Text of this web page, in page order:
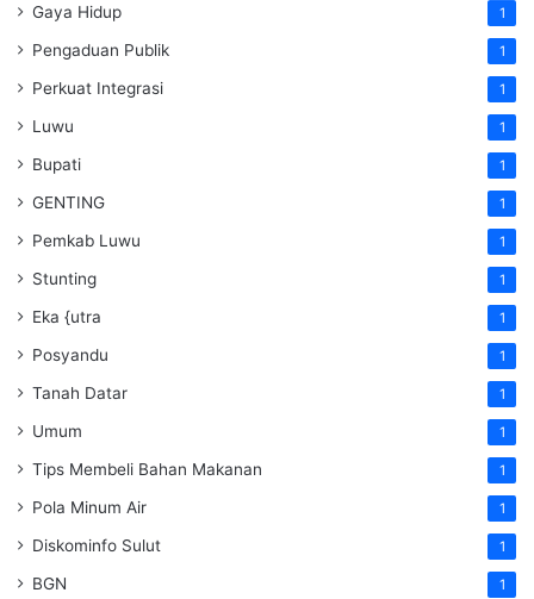
Gaya Hidup 1
Pengaduan Publik 1
Perkuat Integrasi 1
Luwu 1
Bupati 1
GENTING 1
Pemkab Luwu 1
Stunting 1
Eka {utra 1
Posyandu 1
Tanah Datar 1
Umum 1
Tips Membeli Bahan Makanan 1
Pola Minum Air 1
Diskominfo Sulut 1
BGN 1